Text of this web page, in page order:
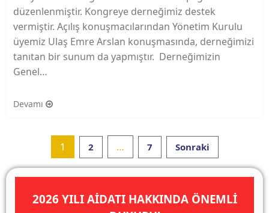
düzenlenmiştir. Kongreye derneğimiz destek
vermiştir. Açılış konuşmacılarından Yönetim Kurulu
üyemiz Ulaş Emre Arslan konuşmasında, derneğimizi
tanıtan bir sunum da yapmıştır. Derneğimizin
Genel…
Devamı
pagination
1 2 … 7 Sonraki
2026 YILI AİDATI HAKKINDA ÖNEMLİ